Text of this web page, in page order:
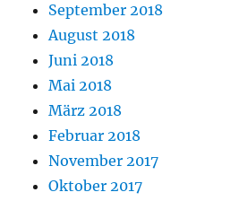
September 2018
August 2018
Juni 2018
Mai 2018
März 2018
Februar 2018
November 2017
Oktober 2017